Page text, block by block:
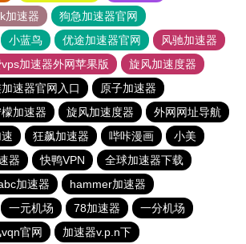
加速器
狗急加速器官网
小蓝鸟 优途加速器官网
风驰加速器
加速器外网苹果版
旋风加速度器
速器官网入口
原子加速器
加速器 旋风加速度器
外网网址导航
狂飙加速器 哔咔漫画
小美
器 快鸭VPN
全球加速器下载
加速器
hammer加速器
一元机场 78加速器
一分机场
官网
加速器v.p.n下